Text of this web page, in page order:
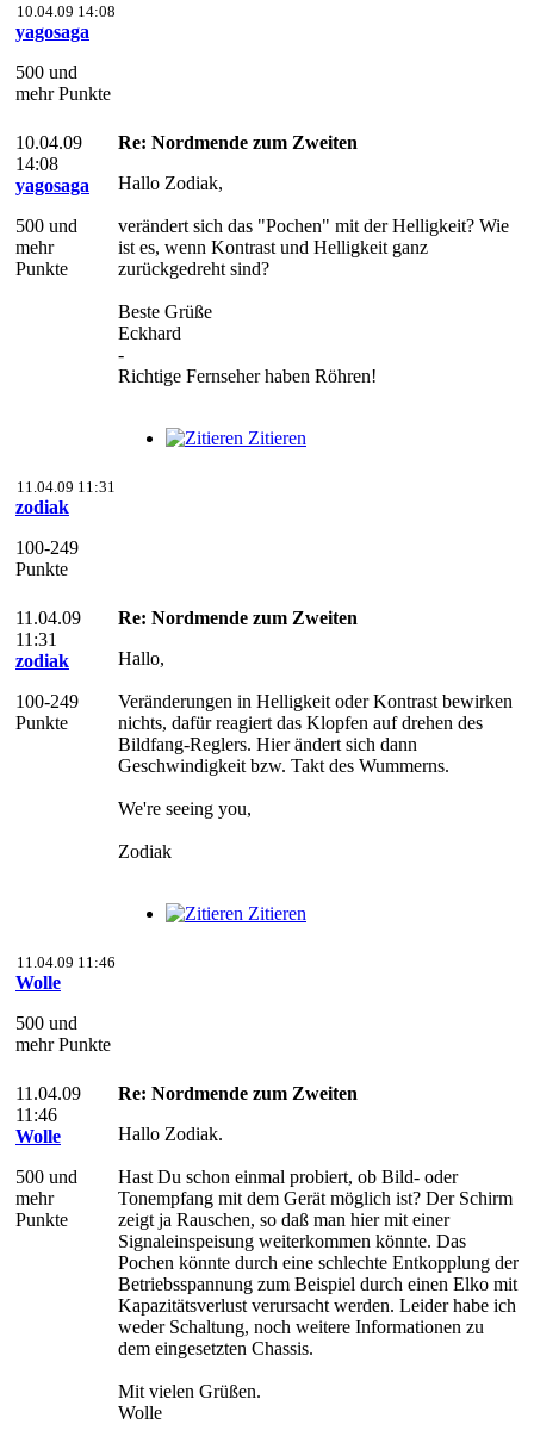
10.04.09 14:08
yagosaga
500 und
mehr Punkte
10.04.09
14:08
yagosaga
500 und
mehr
Punkte
Re: Nordmende zum Zweiten
Hallo Zodiak,
verändert sich das "Pochen" mit der Helligkeit? Wie
ist es, wenn Kontrast und Helligkeit ganz
zurückgedreht sind?
Beste Grüße
Eckhard
-
Richtige Fernseher haben Röhren!
Zitieren
11.04.09 11:31
zodiak
100-249
Punkte
11.04.09
11:31
zodiak
100-249
Punkte
Re: Nordmende zum Zweiten
Hallo,
Veränderungen in Helligkeit oder Kontrast bewirken
nichts, dafür reagiert das Klopfen auf drehen des
Bildfang-Reglers. Hier ändert sich dann
Geschwindigkeit bzw. Takt des Wummerns.
We're seeing you,
Zodiak
Zitieren
11.04.09 11:46
Wolle
500 und
mehr Punkte
11.04.09
11:46
Wolle
500 und
mehr
Punkte
Re: Nordmende zum Zweiten
Hallo Zodiak.
Hast Du schon einmal probiert, ob Bild- oder
Tonempfang mit dem Gerät möglich ist? Der Schirm
zeigt ja Rauschen, so daß man hier mit einer
Signaleinspeisung weiterkommen könnte. Das
Pochen könnte durch eine schlechte Entkopplung der
Betriebsspannung zum Beispiel durch einen Elko mit
Kapazitätsverlust verursacht werden. Leider habe ich
weder Schaltung, noch weitere Informationen zu
dem eingesetzten Chassis.
Mit vielen Grüßen.
Wolle